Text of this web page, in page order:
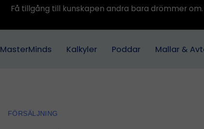
Få tillgång till kunskapen andra bara drömmer om.
MasterMinds Kalkyler Poddar Mallar &
FÖRSÄLJNING